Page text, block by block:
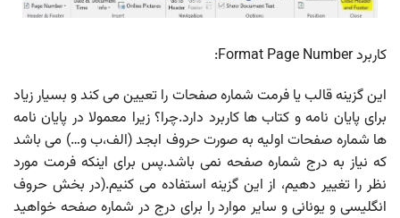
کاربرد Format Page Number:
این گزینه قالب یا فرمت شماره صفحات را تعیین می کند و بسیار زیاد
برای پایان نامه و کتاب ها کاربرد دارد.چرا؟ زیرا معمولا در پایان نامه
ها شماره صفحات اولیه به صورت حروف ابجد (الف،ب و…) می باشد
که نیاز به درج شماره صفحه نمی باشد.پس برای اینکه فرمت مورد
نظر را تغییر دهیم، از این گزینه استفاده می کنیم.(در بخش حروف
انگلیسی و یونانی و سایر موارد را برای درج در شماره صفحه خواهید